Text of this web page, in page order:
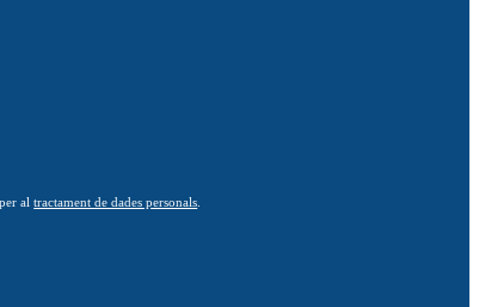
per altractament de dades personals